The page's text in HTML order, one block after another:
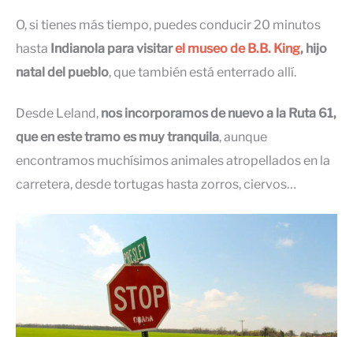
O, si tienes más tiempo, puedes conducir 20 minutos
hasta Indianola para visitarel museo de B.B. King, hijo
natal del pueblo, que también está enterrado allí.
Desde Leland, nos incorporamos de nuevo a la Ruta 61,
que en este tramo es muy tranquila, aunque
encontramos muchísimos animales atropellados en la
carretera, desde tortugas hasta zorros, ciervos…